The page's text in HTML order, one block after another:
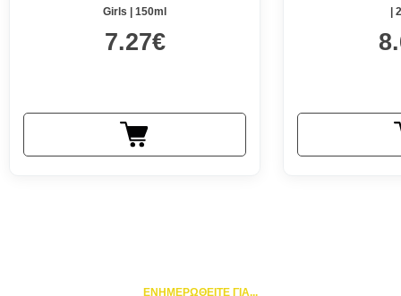
Girls | 150ml
7.27€
|
ΕΝΗΜΕΡΩΘΕΙΤΕ ΓΙΑ...